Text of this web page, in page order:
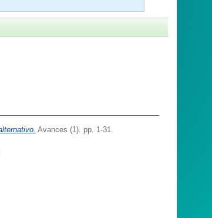
Avances (1). pp. 1-31.